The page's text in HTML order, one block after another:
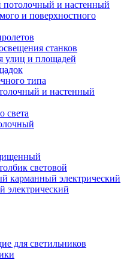
потолочный и настенный
и поверхностного
станков
улиц и площадей
типа
и настенный
света
световой
карманный электрический
электрический
для светильников